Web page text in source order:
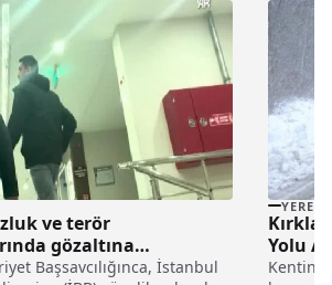
ve terör
gözaltına
sağlık
Başsavcılığınca, İstanbul
YEREL
Yolu
Kentin